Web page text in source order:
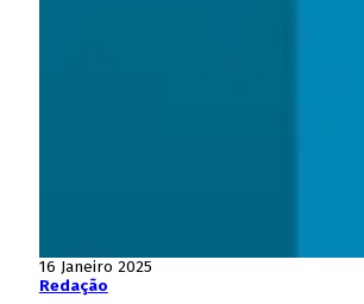
16 Janeiro 2025
Redação